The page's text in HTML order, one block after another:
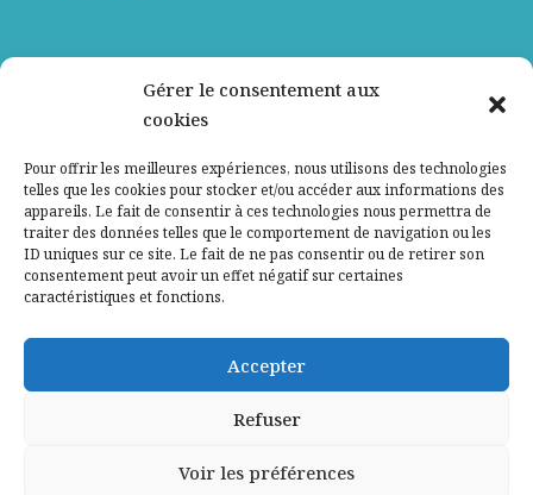
Gérer le consentement aux
cookies
Pour offrir les meilleures expériences, nous utilisons des technologies
telles que les cookies pour stocker et/ou accéder aux informations des
appareils. Le fait de consentir à ces technologies nous permettra de
traiter des données telles que le comportement de navigation ou les
ID uniques sur ce site. Le fait de ne pas consentir ou de retirer son
consentement peut avoir un effet négatif sur certaines
caractéristiques et fonctions.
Accepter
Refuser
Voir les préférences
Contactez-nous
Mentions légales